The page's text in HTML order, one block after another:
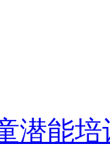
潜能培